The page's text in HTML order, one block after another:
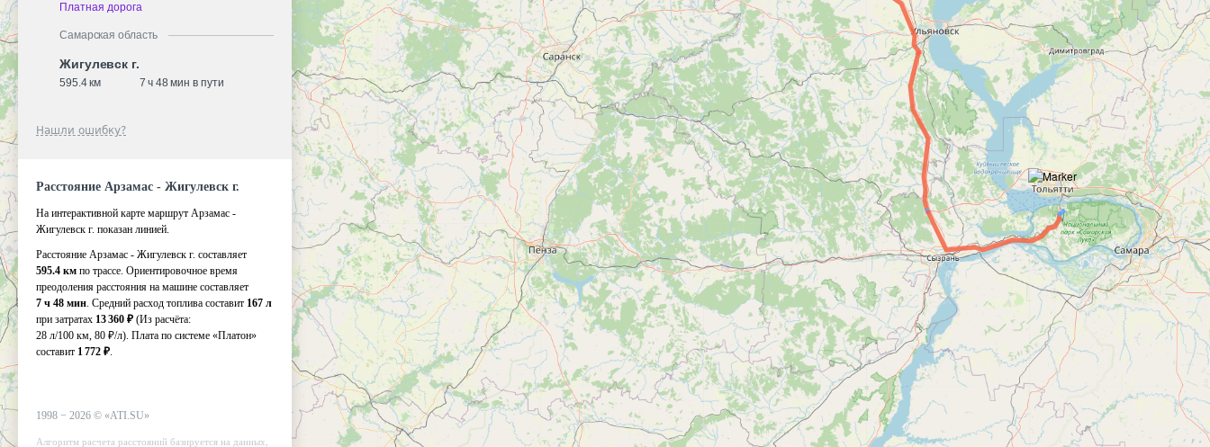
Платная дорога
Самарская область
Жигулевск г.
595.4 км 7 ч 48 мин в пути
Нашли ошибку?
Расстояние Арзамас - Жигулевск г.
На интерактивной карте маршрут Арзамас -
Жигулевск г. показан линией.
Расстояние Арзамас - Жигулевск г. составляет
595.4 км по трассе. Ориентировочное время
преодоления расстояния на машине составляет
7 ч 48 мин. Средний расход топлива составит 167 л
при затратах 13 360 ₽ (Из расчёта:
28 л/100 км, 80 ₽/л). Плата по системе «Платон»
составит 1 772 ₽.
1998 − 2026 © «ATI.SU»
Алгоритм расчета расстояний базируется на данных,